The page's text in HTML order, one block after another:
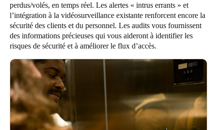
perdus/volés, en temps réel. Les alertes « intrus errants » et
l’intégration à la vidéosurveillance existante renforcent encore la
sécurité des clients et du personnel. Les audits vous fournissent
des informations précieuses qui vous aideront à identifier les
risques de sécurité et à améliorer le flux d’accès.